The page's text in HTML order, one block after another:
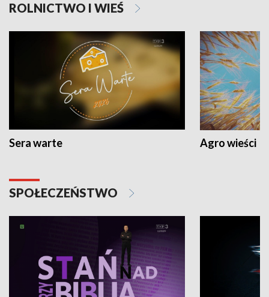
ROLNICTWO I WIEŚ
Sera warte Agro wieści
SPOŁECZEŃSTWO